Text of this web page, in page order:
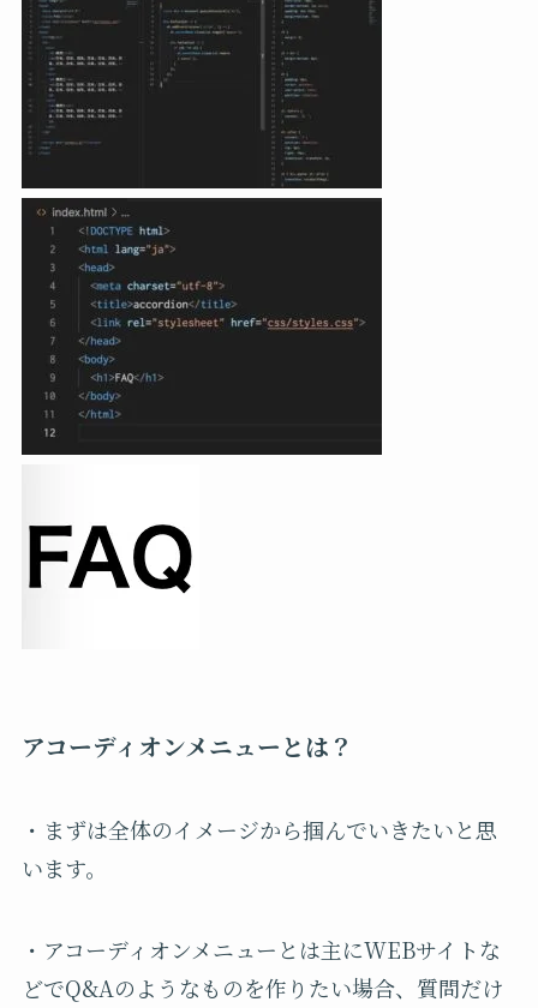
アコーディオンメニューとは？
・まずは全体のイメージから掴んでいきたいと思
います。
・アコーディオンメニューとは主にWEBサイトな
どでQ&Aのようなものを作りたい場合、質問だけ